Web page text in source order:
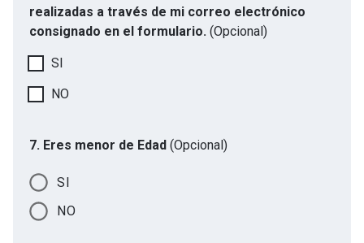
realizadas a través de mi correo electrónico
consignado en el formulario. (Opcional)
SI
NO
7. Eres menor de Edad (Opcional)
SI
NO